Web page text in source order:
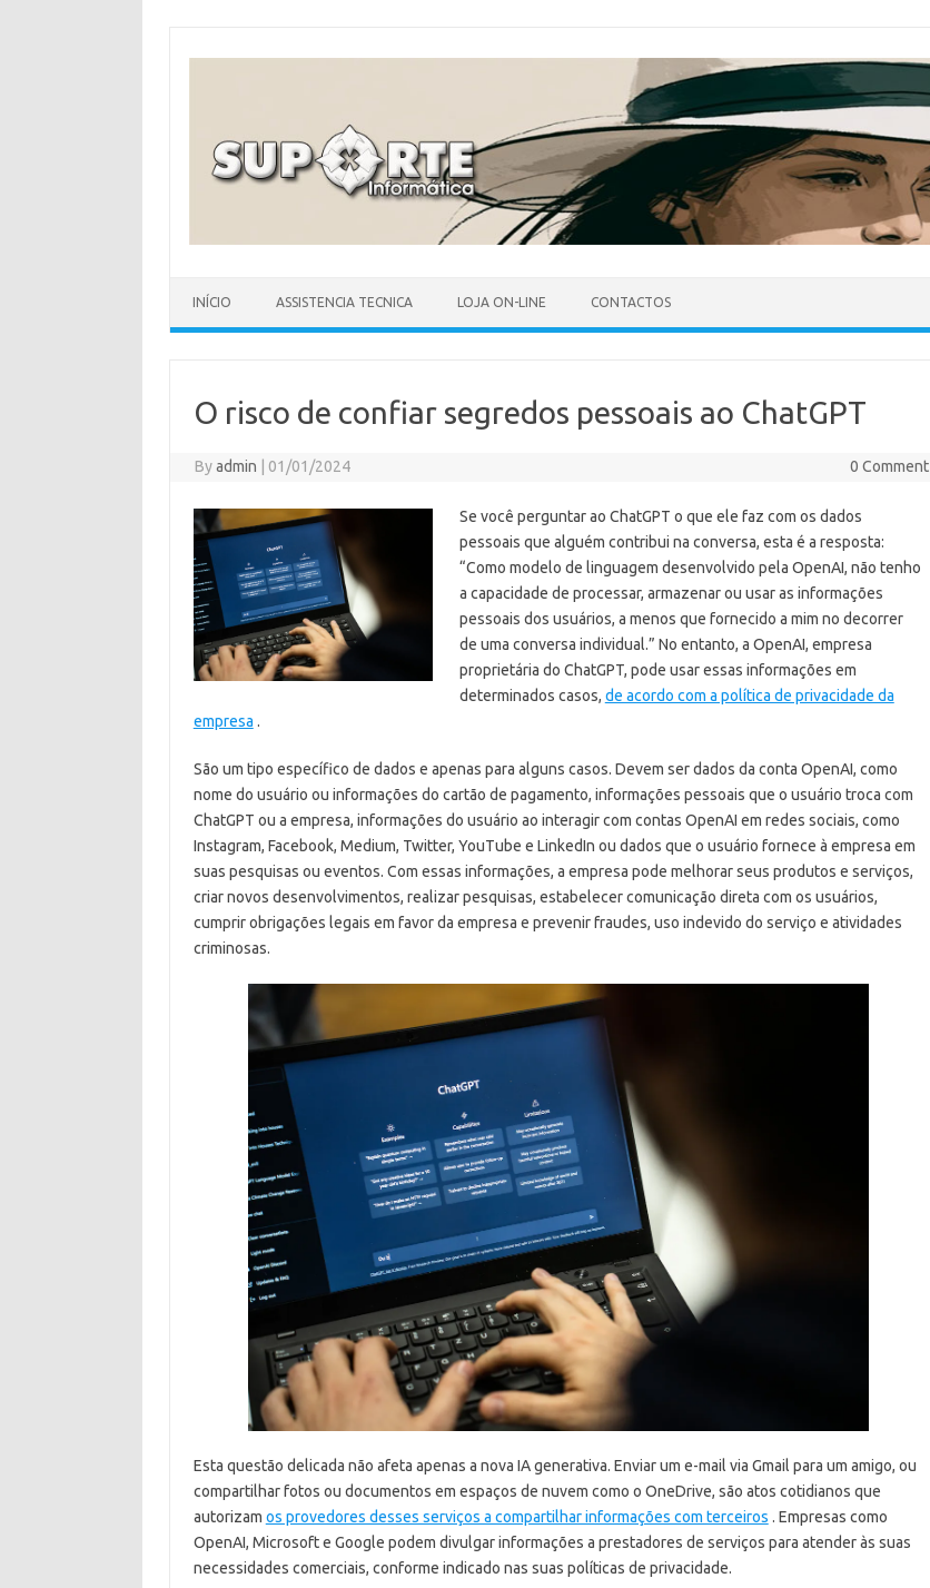
INÍCIO ASSISTENCIA TECNICA LOJA ON-LINE CONTACTOS
O risco de confiar segredos pessoais ao ChatGPT
Byadmin 01/01/2024 0 Comment
Se você perguntar ao ChatGPT o que ele faz com os dados
pessoais que alguém contribui na conversa, esta é a resposta:
“Como modelo de linguagem desenvolvido pela OpenAI, não tenho
a capacidade de processar, armazenar ou usar as informações
pessoais dos usuários, a menos que fornecido a mim no decorrer
de uma conversa individual.” No entanto, a OpenAI, empresa
proprietária do ChatGPT, pode usar essas informações em
determinados casos, de acordo com a política de privacidade da
empresa .
São um tipo específico de dados e apenas para alguns casos. Devem ser dados da conta OpenAI, como
nome do usuário ou informações do cartão de pagamento, informações pessoais que o usuário troca com
ChatGPT ou a empresa, informações do usuário ao interagir com contas OpenAI em redes sociais, como
Instagram, Facebook, Medium, Twitter, YouTube e LinkedIn ou dados que o usuário fornece à empresa em
suas pesquisas ou eventos. Com essas informações, a empresa pode melhorar seus produtos e serviços,
criar novos desenvolvimentos, realizar pesquisas, estabelecer comunicação direta com os usuários,
cumprir obrigações legais em favor da empresa e prevenir fraudes, uso indevido do serviço e atividades
criminosas.
Esta questão delicada não afeta apenas a nova IA generativa. Enviar um e-mail via Gmail para um amigo, ou
compartilhar fotos ou documentos em espaços de nuvem como o OneDrive, são atos cotidianos que
autorizam os provedores desses serviços a compartilhar informações com terceiros . Empresas como
OpenAI, Microsoft e Google podem divulgar informações a prestadores de serviços para atender às suas
necessidades comerciais, conforme indicado nas suas políticas de privacidade.